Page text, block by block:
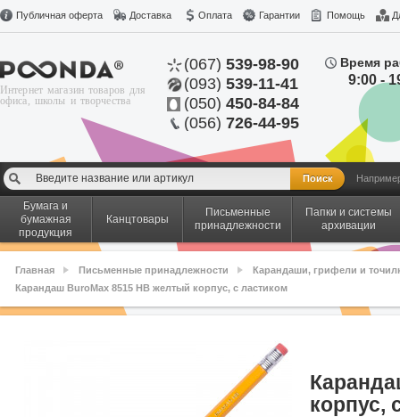
Публичная оферта Доставка Оплата Гарантии Помощь
Интернет магазин товаров для
офиса, школы и творчества
(067) 539-98-90
(093) 539-11-41
(050) 450-84-84
(056) 726-44-95
Время
9:00 -
Бумага и
бумажная
продукция
Канцтовары
Письменные
принадлежности
Папки и системы
архивации
Главная Письменные принадлежности
Карандаши, грифели и
Карандаш BuroMax 8515 HВ желтый корпус, с ластиком
корпус,